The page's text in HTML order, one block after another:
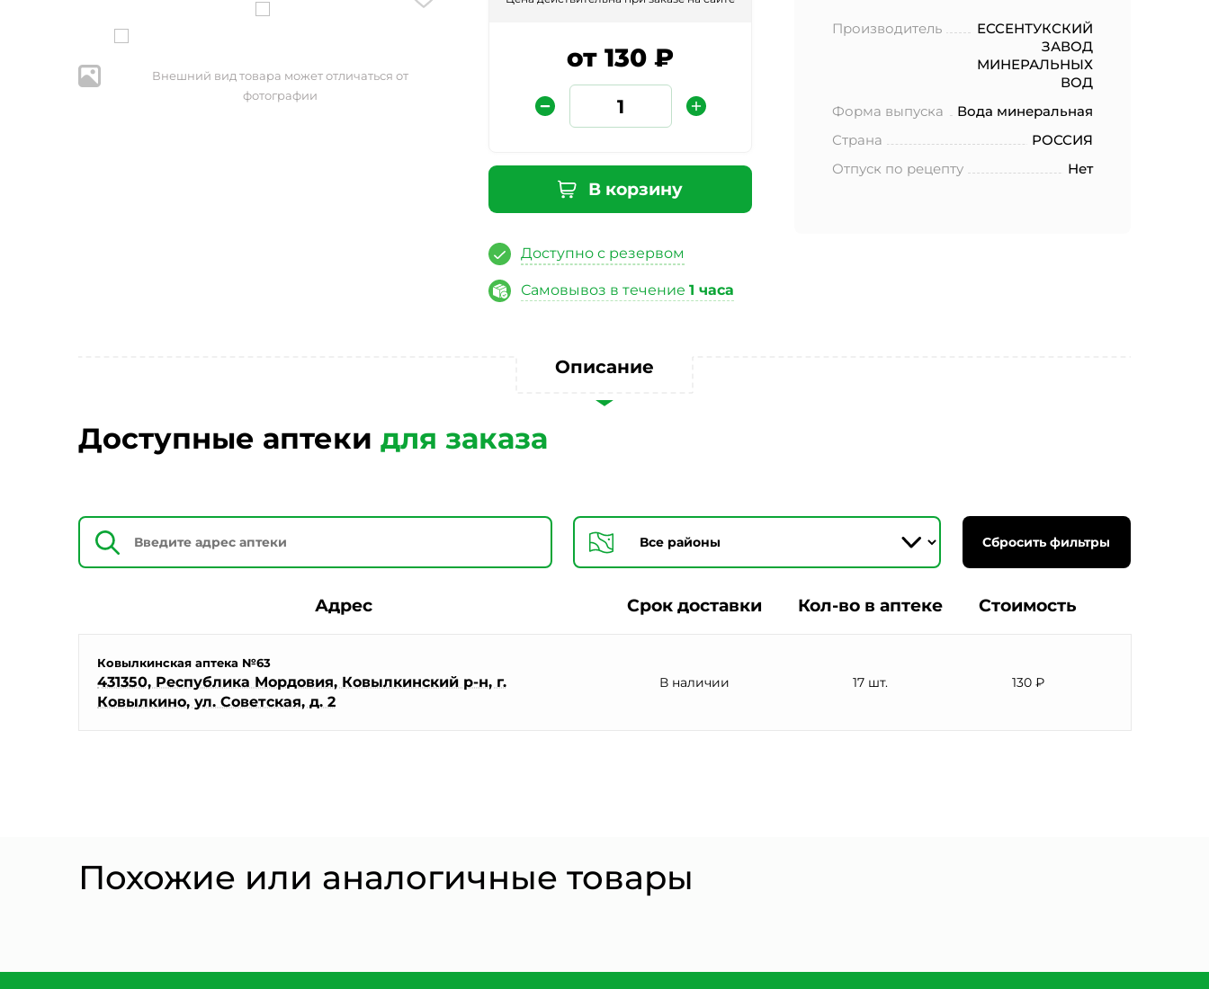
Внешний вид товара может отличаться от
фотографии
от 130 ₽
В корзину
Доступно с резервом
Самовывоз в течение1 часа
Производитель
ЕССЕНТУКСКИЙ
ЗАВОД
МИНЕРАЛЬНЫХ
ВОД
Форма выпуска
Вода минеральная
Страна
РОССИЯ
Отпуск по рецепту
Нет
Описание
Доступные аптеки для заказа
Сбросить фильтры
Адрес Срок доставки Кол-во в аптеке Стоимость
Ковылкинская аптека №63
431350, Республика Мордовия, Ковылкинский р-н, г.
Ковылкино, ул. Советская, д. 2
В наличии 17 шт. 130 ₽
Похожие или аналогичные товары
Защита от автоматических сообщений
Введите слово на картинке*
* Нажимая кнопку «Отправить отзыв», я даю свое согласие на обработку моих
персональных данных, в соответствии с Федеральным законом от 27.07.2006 года
Согласии на обработку персональных данных *